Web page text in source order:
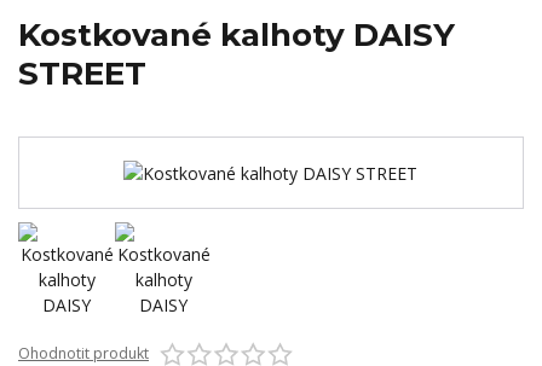
Kostkované kalhoty DAISY
STREET
Ohodnotit produkt